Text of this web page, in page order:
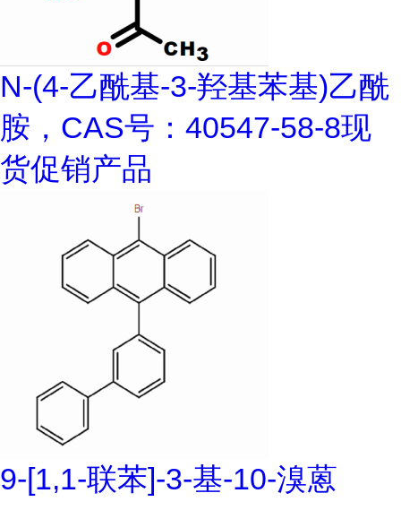
N-(4-乙酰基-3-羟基苯基)乙酰
胺，CAS号：40547-58-8现
货促销产品
9-[1,1-联苯]-3-基-10-溴蒽